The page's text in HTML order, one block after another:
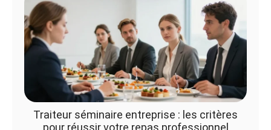
Traiteur séminaire entreprise : les critères
pour réussir votre repas professionnel